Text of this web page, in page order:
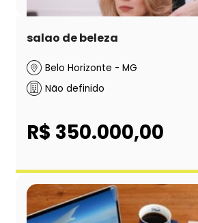
salao de beleza
Belo Horizonte - MG
Não definido
R$ 350.000,00